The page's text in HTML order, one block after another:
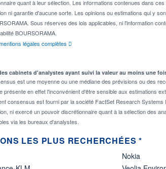
quant à leur sélection. Les informations contenues dans
ni garantie d'aucune sorte. Les opinions ou estimations qui y
Sous réserves des lois applicables, ni l'information
BOURSORAMA.
légales complètes
cabinets d'analystes ayant suivi la valeur au moins une
est une moyenne ou une médiane des prévisions ou des
présente en effet l'inconvénient d'être sensible aux estimations
consensus est fourni par la société FactSet Research
ni exercé un pouvoir discrétionnaire quant à la sélection des
via les bureaux d'analystes.
LES PLUS RECHERCHÉES *
Nokia